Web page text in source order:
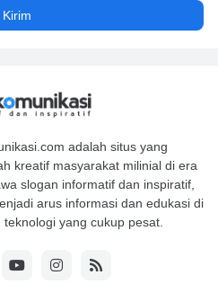
adalah situs yang
kreatif masyarakat milinial di era
slogan informatif dan inspiratif,
arus informasi dan edukasi di
yang cukup pesat.